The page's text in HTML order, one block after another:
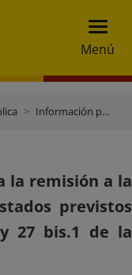
Menú
Información pública previa a la remisión a la Comisión Europea de los listados previstos en los artículos 11.1, 27.1 y 27 bis.1 de la Directiva 2003/87/CE
la remisión a la
previstos
27 bis.1 de la